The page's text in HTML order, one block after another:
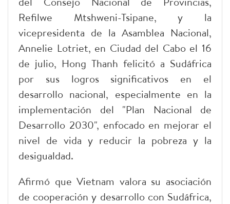
Refilwe Mtshweni-Tsipane, y la
vicepresidenta de la Asamblea Nacional,
Annelie Lotriet, en Ciudad del Cabo el 16
de julio, Hong Thanh felicitó a Sudáfrica
por sus logros significativos en el
desarrollo nacional, especialmente en la
implementación del "Plan Nacional de
Desarrollo 2030", enfocado en mejorar el
nivel de vida y reducir la pobreza y la
desigualdad.
Afirmó que Vietnam valora su asociación
de cooperación y desarrollo con Sudáfrica,